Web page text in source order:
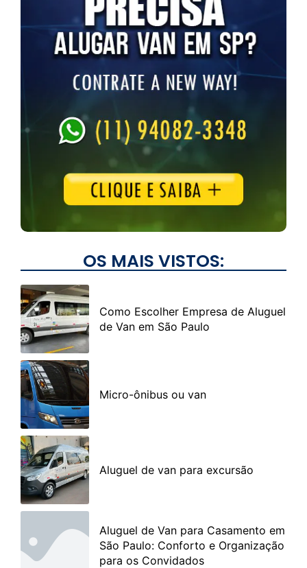
OS MAIS VISTOS:
Como Escolher Empresa de Aluguel
de Van em São Paulo
Micro-ônibus ou van
Aluguel de van para excursão
Aluguel de Van para Casamento em
São Paulo: Conforto e Organização
para os Convidados